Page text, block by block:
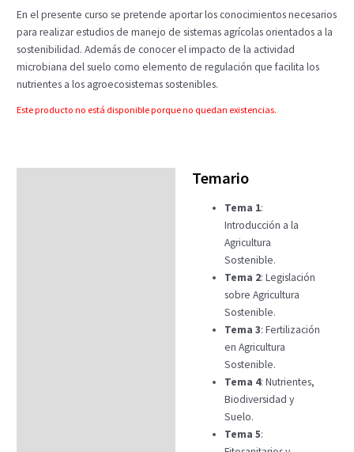
En el presente curso se pretende aportar los conocimientos necesarios
para realizar estudios de manejo de sistemas agrícolas orientados a la
sostenibilidad. Además de conocer el impacto de la actividad
microbiana del suelo como elemento de regulación que facilita los
nutrientes a los agroecosistemas sostenibles.
Este producto no está disponible porque no quedan existencias.
Temario
Tema 1:
Introducción a la
Agricultura
Sostenible.
Tema 2: Legislación
sobre Agricultura
Sostenible.
Tema 3: Fertilización
en Agricultura
Sostenible.
Tema 4: Nutrientes,
Biodiversidad y
Suelo.
Tema 5: